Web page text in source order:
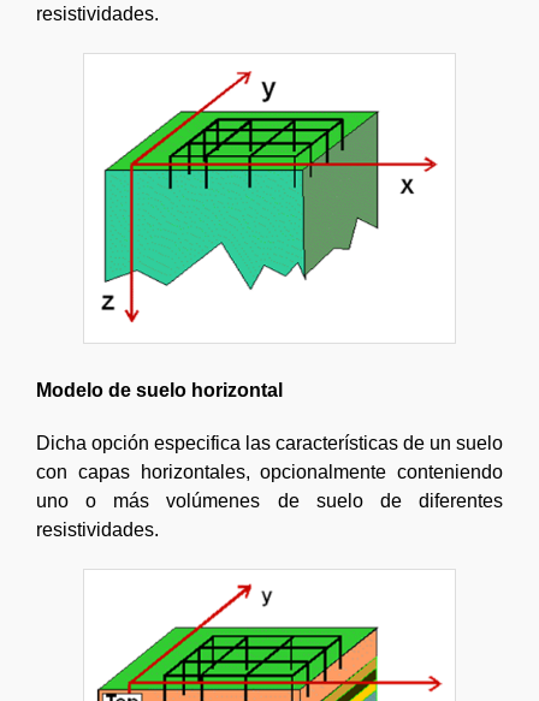
resistividades.
Modelo de suelo horizontal
Dicha opción especifica las características de un suelo
con capas horizontales, opcionalmente conteniendo
uno o más volúmenes de suelo de diferentes
resistividades.